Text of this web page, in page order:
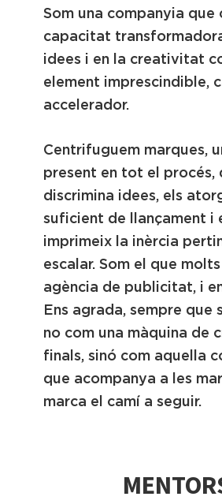
Som una companyia que
capacitat
idees i en la creativitat
element imprescindible,
accelerador.
Centrifuguem marques,
present en tot el procés,
discrimina idees, els
suficient de llançament i
imprimeix la inèrcia
escalar. Som el que
agència de publicitat, i
Ens agrada, sempre que
no com una màquina de
finals, sinó com aquella
que acompanya a les
marca el camí a seguir.